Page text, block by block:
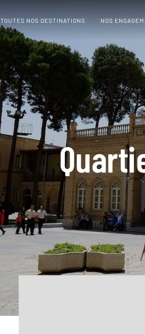
TOUTES NOS DESTINATIONS NOS